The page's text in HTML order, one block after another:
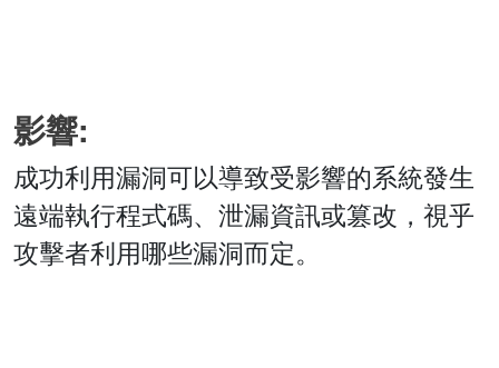
影響:
成功利用漏洞可以導致受影響的系統發生
遠端執行程式碼、泄漏資訊或篡改，視乎
攻擊者利用哪些漏洞而定。